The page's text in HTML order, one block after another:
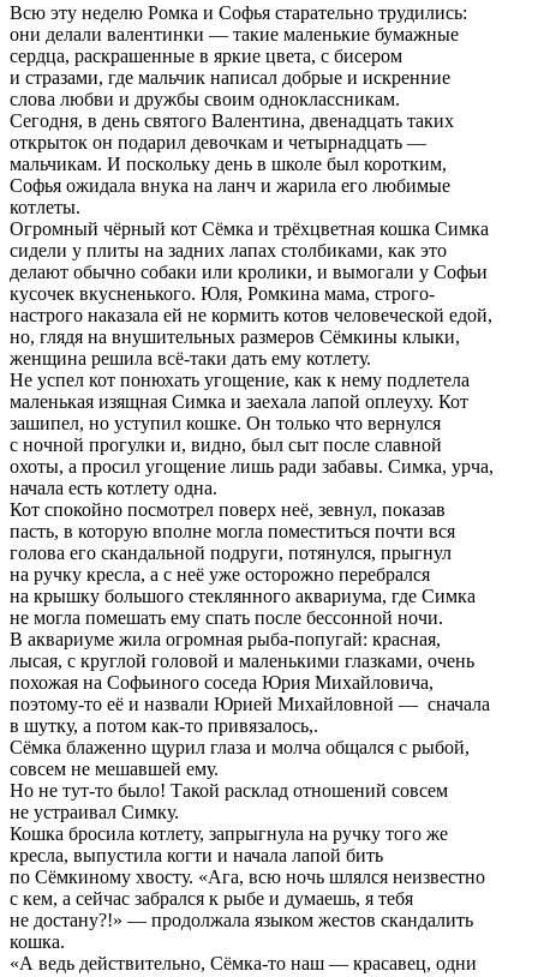
Всю эту неделю Ромка и Софья старательно трудились:
они делали валентинки — такие маленькие бумажные
сердца, раскрашенные в яркие цвета, с бисером
и стразами, где мальчик написал добрые и искренние
слова любви и дружбы своим одноклассникам.
Сегодня, в день святого Валентина, двенадцать таких
открыток он подарил девочкам и четырнадцать —
мальчикам. И поскольку день в школе был коротким,
Софья ожидала внука на ланч и жарила его любимые
котлеты.
Огромный чёрный кот Сёмка и трёхцветная кошка Симка
сидели у плиты на задних лапах столбиками, как это
делают обычно собаки или кролики, и вымогали у Софьи
кусочек вкусненького. Юля, Ромкина мама, строго-
настрого наказала ей не кормить котов человеческой едой,
но, глядя на внушительных размеров Сёмкины клыки,
женщина решила всё-таки дать ему котлету.
Не успел кот понюхать угощение, как к нему подлетела
маленькая изящная Симка и заехала лапой оплеуху. Кот
зашипел, но уступил кошке. Он только что вернулся
с ночной прогулки и, видно, был сыт после славной
охоты, а просил угощение лишь ради забавы. Симка, урча,
начала есть котлету одна.
Кот спокойно посмотрел поверх неё, зевнул, показав
пасть, в которую вполне могла поместиться почти вся
голова его скандальной подруги, потянулся, прыгнул
на ручку кресла, а с неё уже осторожно перебрался
на крышку большого стеклянного аквариума, где Симка
не могла помешать ему спать после бессонной ночи.
В аквариуме жила огромная рыба-попугай: красная,
лысая, с круглой головой и маленькими глазками, очень
похожая на Софьиного соседа Юрия Михайловича,
поэтому-то её и назвали Юрией Михайловной — сначала
в шутку, а потом как-то привязалось,.
Сёмка блаженно щурил глаза и молча общался с рыбой,
совсем не мешавшей ему.
Но не тут-то было! Такой расклад отношений совсем
не устраивал Симку.
Кошка бросила котлету, запрыгнула на ручку того же
кресла, выпустила когти и начала лапой бить
по Сёмкиному хвосту. «Ага, всю ночь шлялся неизвестно
c кем, а сейчас забрался к рыбе и думаешь, я тебя
не достану?!» — продолжала языком жестов скандалить
кошка.
«А ведь действительно, Сёмка-то наш — красавец, одни